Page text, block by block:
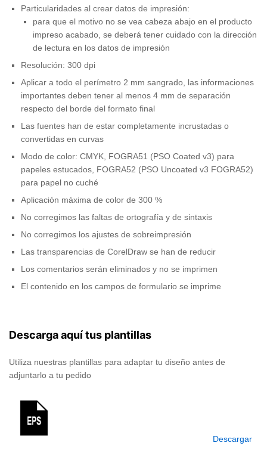
Particularidades al crear datos de impresión:
para que el motivo no se vea cabeza abajo en el producto
impreso acabado, se deberá tener cuidado con la dirección
de lectura en los datos de impresión
Resolución: 300 dpi
Aplicar a todo el perímetro 2 mm sangrado, las informaciones
importantes deben tener al menos 4 mm de separación
respecto del borde del formato final
Las fuentes han de estar completamente incrustadas o
convertidas en curvas
Modo de color: CMYK, FOGRA51 (PSO Coated v3) para
papeles estucados, FOGRA52 (PSO Uncoated v3 FOGRA52)
para papel no cuché
Aplicación máxima de color de 300 %
No corregimos las faltas de ortografía y de sintaxis
No corregimos los ajustes de sobreimpresión
Las transparencias de CorelDraw se han de reducir
Los comentarios serán eliminados y no se imprimen
El contenido en los campos de formulario se imprime
Descarga aquí tus plantillas
Utiliza nuestras plantillas para adaptar tu diseño antes de
adjuntarlo a tu pedido
Descargar